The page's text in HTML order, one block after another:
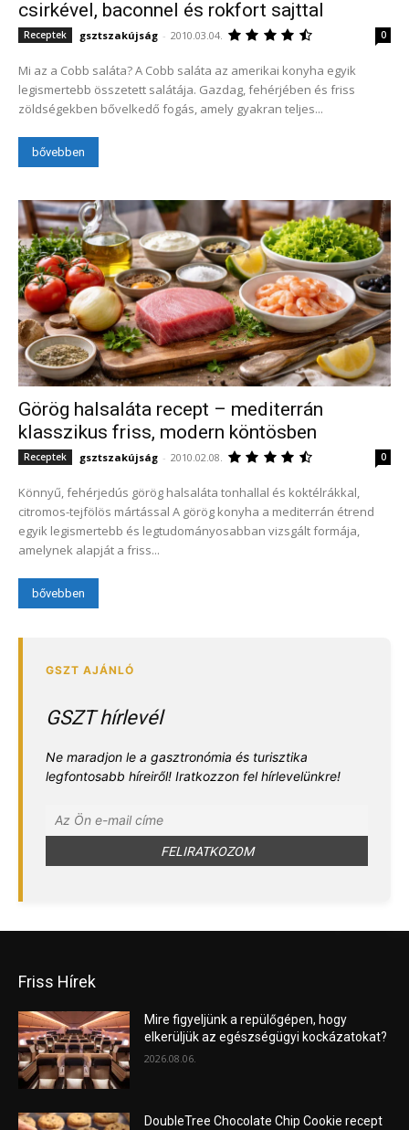
csirkével, baconnel és rokfort sajttal
Receptek gsztszakújság - 2010.03.04. 0
Mi az a Cobb saláta? A Cobb saláta az amerikai konyha egyik
legismertebb összetett salátája. Gazdag, fehérjében és friss
zöldségekben bővelkedő fogás, amely gyakran teljes...
bővebben
Görög halsaláta recept – mediterrán
klasszikus friss, modern köntösben
Receptek gsztszakújság - 2010.02.08. 0
Könnyű, fehérjedús görög halsaláta tonhallal és koktélrákkal,
citromos-tejfölös mártással A görög konyha a mediterrán étrend
egyik legismertebb és legtudományosabban vizsgált formája,
amelynek alapját a friss...
bővebben
GSZT hírlevél
Ne maradjon le a gasztronómia és turisztika
legfontosabb híreiről! Iratkozzon fel hírlevelünkre!
Friss Hírek
Mire figyeljünk a repülőgépen, hogy
elkerüljük az egészségügyi kockázatokat?
2026.08.06.
DoubleTree Chocolate Chip Cookie recept